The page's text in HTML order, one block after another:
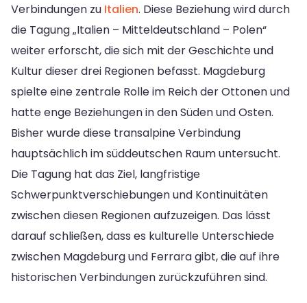
Verbindungen zu Italien. Diese Beziehung wird durch
die Tagung „Italien – Mitteldeutschland – Polen“
weiter erforscht, die sich mit der Geschichte und
Kultur dieser drei Regionen befasst. Magdeburg
spielte eine zentrale Rolle im Reich der Ottonen und
hatte enge Beziehungen in den Süden und Osten.
Bisher wurde diese transalpine Verbindung
hauptsächlich im süddeutschen Raum untersucht.
Die Tagung hat das Ziel, langfristige
Schwerpunktverschiebungen und Kontinuitäten
zwischen diesen Regionen aufzuzeigen. Das lässt
darauf schließen, dass es kulturelle Unterschiede
zwischen Magdeburg und Ferrara gibt, die auf ihre
historischen Verbindungen zurückzuführen sind.